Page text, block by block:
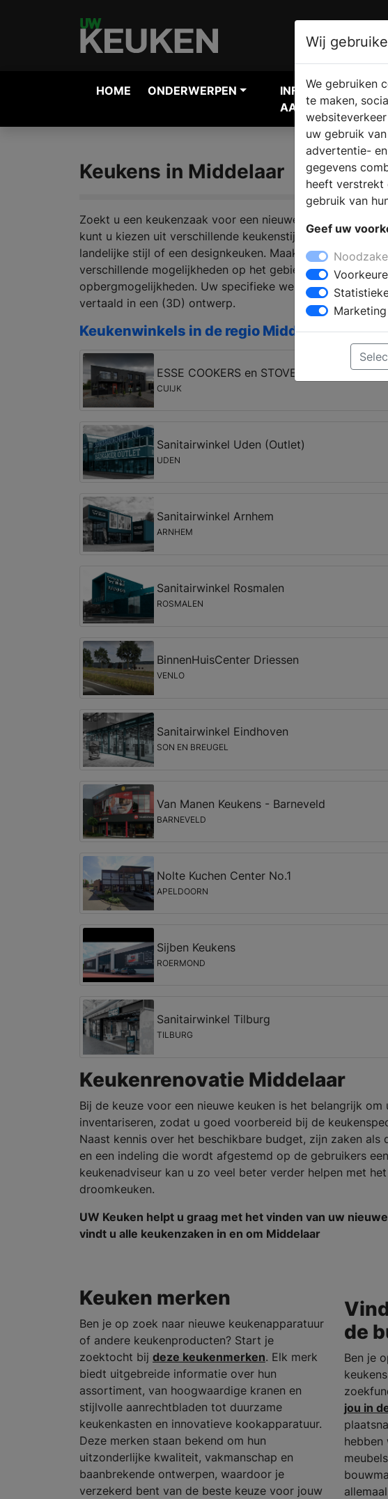
HOME ONDERWERPEN
INFORMATIE
AANVRAGEN
Keukens in Middelaar
Zoekt u een keukenzaak voor een nieuwe keuken in
kunt u kiezen uit verschillende keukenstijlen: een moderne
landelijke stijl of een designkeuken. Maak een afspraak
verschillende mogelijkheden op het gebied van
opbergmogelijkheden. Uw specifieke wensen kunnen
vertaald in een (3D) ontwerp.
Keukenwinkels in de regio Middelaar
ESSE COOKERS en STOVES NEDERLAND
CUIJK
Sanitairwinkel Uden (Outlet)
UDEN
Sanitairwinkel Arnhem
ARNHEM
Sanitairwinkel Rosmalen
ROSMALEN
BinnenHuisCenter Driessen
VENLO
Sanitairwinkel Eindhoven
SON EN BREUGEL
Van Manen Keukens - Barneveld
BARNEVELD
Nolte Kuchen Center No.1
APELDOORN
Sijben Keukens
ROERMOND
Sanitairwinkel Tilburg
TILBURG
Keukenrenovatie Middelaar
Bij de keuze voor een nieuwe keuken is het belangrijk om
inventariseren, zodat u goed voorbereid bij de
Naast kennis over het beschikbare budget, zijn zaken als
en een indeling die wordt afgestemd op de gebruikers
keukenadviseur kan u zo veel beter verder helpen met
droomkeuken.
UW Keuken helpt u graag met het vinden van uw
vindt u alle keukenzaken in en om Middelaar
Keuken merken
Ben je op zoek naar nieuwe keukenapparatuur
of andere keukenproducten? Start je
zoektocht bij deze keukenmerken. Elk merk
biedt uitgebreide informatie over hun
assortiment, van hoogwaardige kranen en
stijlvolle aanrechtbladen tot duurzame
keukenkasten en innovatieve kookapparatuur.
Deze merken staan bekend om hun
uitzonderlijke kwaliteit, vakmanschap en
baanbrekende ontwerpen, waardoor je
verzekerd bent van de beste keuze voor jouw
de
Ben je
jou in
hebben
Wij
We gebruiken
te maken,
uw gebruik
advertentie-
gegevens
heeft verstrekt
gebruik van
Geef uw
Marketing